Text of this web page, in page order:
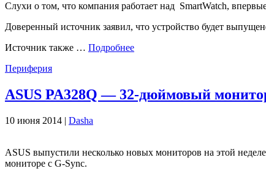
Слухи о том, что компания работает над SmartWatch,
Доверенный источник заявил, что устройство будет
Источник также … Подробнее
Периферия
ASUS PA328Q — 32-дюймовый
10 июня 2014 | Dasha
ASUS выпустили несколько новых мониторов на этой
мониторе с G-Sync.